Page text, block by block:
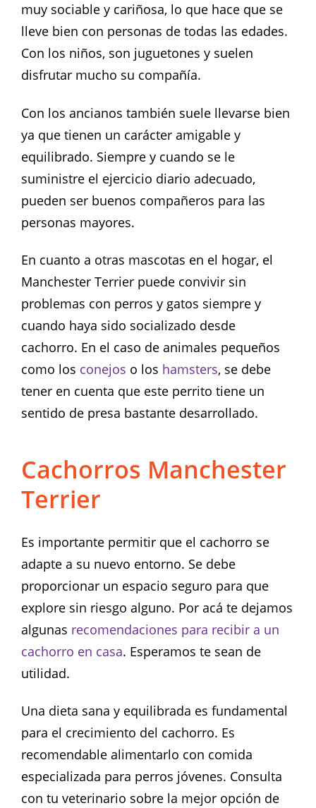
muy sociable y cariñosa, lo que hace que se
lleve bien con personas de todas las edades.
Con los niños, son juguetones y suelen
disfrutar mucho su compañía.
Con los ancianos también suele llevarse bien
ya que tienen un carácter amigable y
equilibrado. Siempre y cuando se le
suministre el ejercicio diario adecuado,
pueden ser buenos compañeros para las
personas mayores.
En cuanto a otras mascotas en el hogar, el
Manchester Terrier puede convivir sin
problemas con perros y gatos siempre y
cuando haya sido socializado desde
cachorro. En el caso de animales pequeños
como los conejos o los hamsters, se debe
tener en cuenta que este perrito tiene un
sentido de presa bastante desarrollado.
Cachorros Manchester
Terrier
Es importante permitir que el cachorro se
adapte a su nuevo entorno. Se debe
proporcionar un espacio seguro para que
explore sin riesgo alguno. Por acá te dejamos
algunas recomendaciones para recibir a un
cachorro en casa. Esperamos te sean de
utilidad.
Una dieta sana y equilibrada es fundamental
para el crecimiento del cachorro. Es
recomendable alimentarlo con comida
especializada para perros jóvenes. Consulta
con tu veterinario sobre la mejor opción de